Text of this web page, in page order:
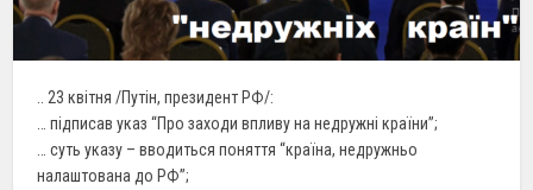
.. 23 квітня /Путін, президент РФ/:
… підписав указ “Про заходи впливу на недружні країни”;
… суть указу – вводиться поняття “країна, недружньо
налаштована до РФ”;